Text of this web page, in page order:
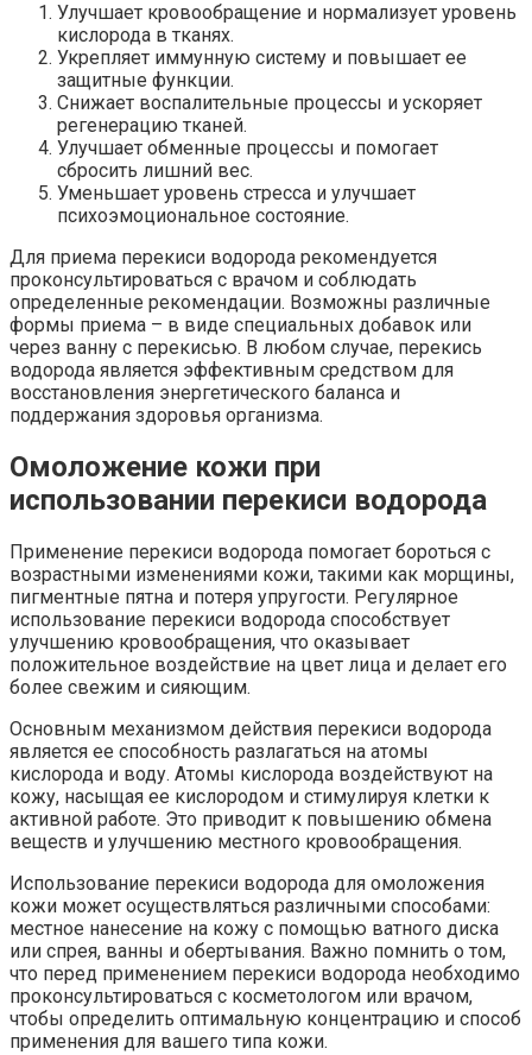
Улучшает кровообращение и нормализует уровень
кислорода в тканях.
Укрепляет иммунную систему и повышает ее
защитные функции.
Снижает воспалительные процессы и ускоряет
регенерацию тканей.
Улучшает обменные процессы и помогает
сбросить лишний вес.
Уменьшает уровень стресса и улучшает
психоэмоциональное состояние.
Для приема перекиси водорода рекомендуется
проконсультироваться с врачом и соблюдать
определенные рекомендации. Возможны различные
формы приема – в виде специальных добавок или
через ванну с перекисью. В любом случае, перекись
водорода является эффективным средством для
восстановления энергетического баланса и
поддержания здоровья организма.
Омоложение кожи при
использовании перекиси водорода
Применение перекиси водорода помогает бороться с
возрастными изменениями кожи, такими как морщины,
пигментные пятна и потеря упругости. Регулярное
использование перекиси водорода способствует
улучшению кровообращения, что оказывает
положительное воздействие на цвет лица и делает его
более свежим и сияющим.
Основным механизмом действия перекиси водорода
является ее способность разлагаться на атомы
кислорода и воду. Атомы кислорода воздействуют на
кожу, насыщая ее кислородом и стимулируя клетки к
активной работе. Это приводит к повышению обмена
веществ и улучшению местного кровообращения.
Использование перекиси водорода для омоложения
кожи может осуществляться различными способами:
местное нанесение на кожу с помощью ватного диска
или спрея, ванны и обертывания. Важно помнить о том,
что перед применением перекиси водорода необходимо
проконсультироваться с косметологом или врачом,
чтобы определить оптимальную концентрацию и способ
применения для вашего типа кожи.